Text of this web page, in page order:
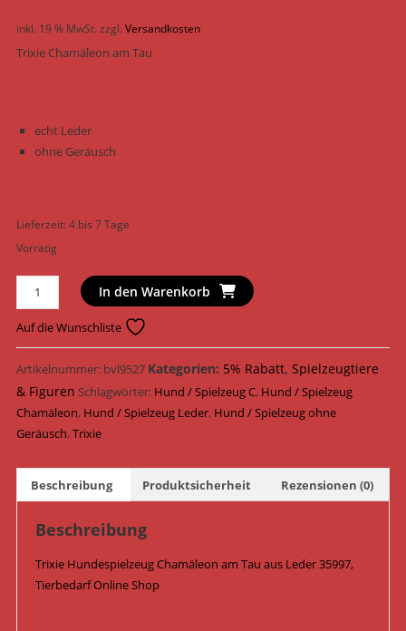
inkl. 19 % MwSt.zzgl.Versandkosten
Trixie Chamäleon am Tau
echt Leder
ohne Geräusch
Lieferzeit:4 bis 7 Tage
Vorrätig
Trixie
Hundespielzeug
Chamäleon
am
Tau
Leder
45
cm
Menge
In den Warenkorb
Auf die Wunschliste
Artikelnummer: bvl9527 Kategorien: 5% Rabatt, Spielzeugtiere
& Figuren Schlagwörter: Hund / Spielzeug C, Hund / Spielzeug
Chamäleon, Hund / Spielzeug Leder, Hund / Spielzeug ohne
Geräusch,Trixie
Beschreibung Produktsicherheit Rezensionen (0)
Beschreibung
Trixie Hundespielzeug Chamäleon am Tau aus Leder 35997,
Tierbedarf Online Shop